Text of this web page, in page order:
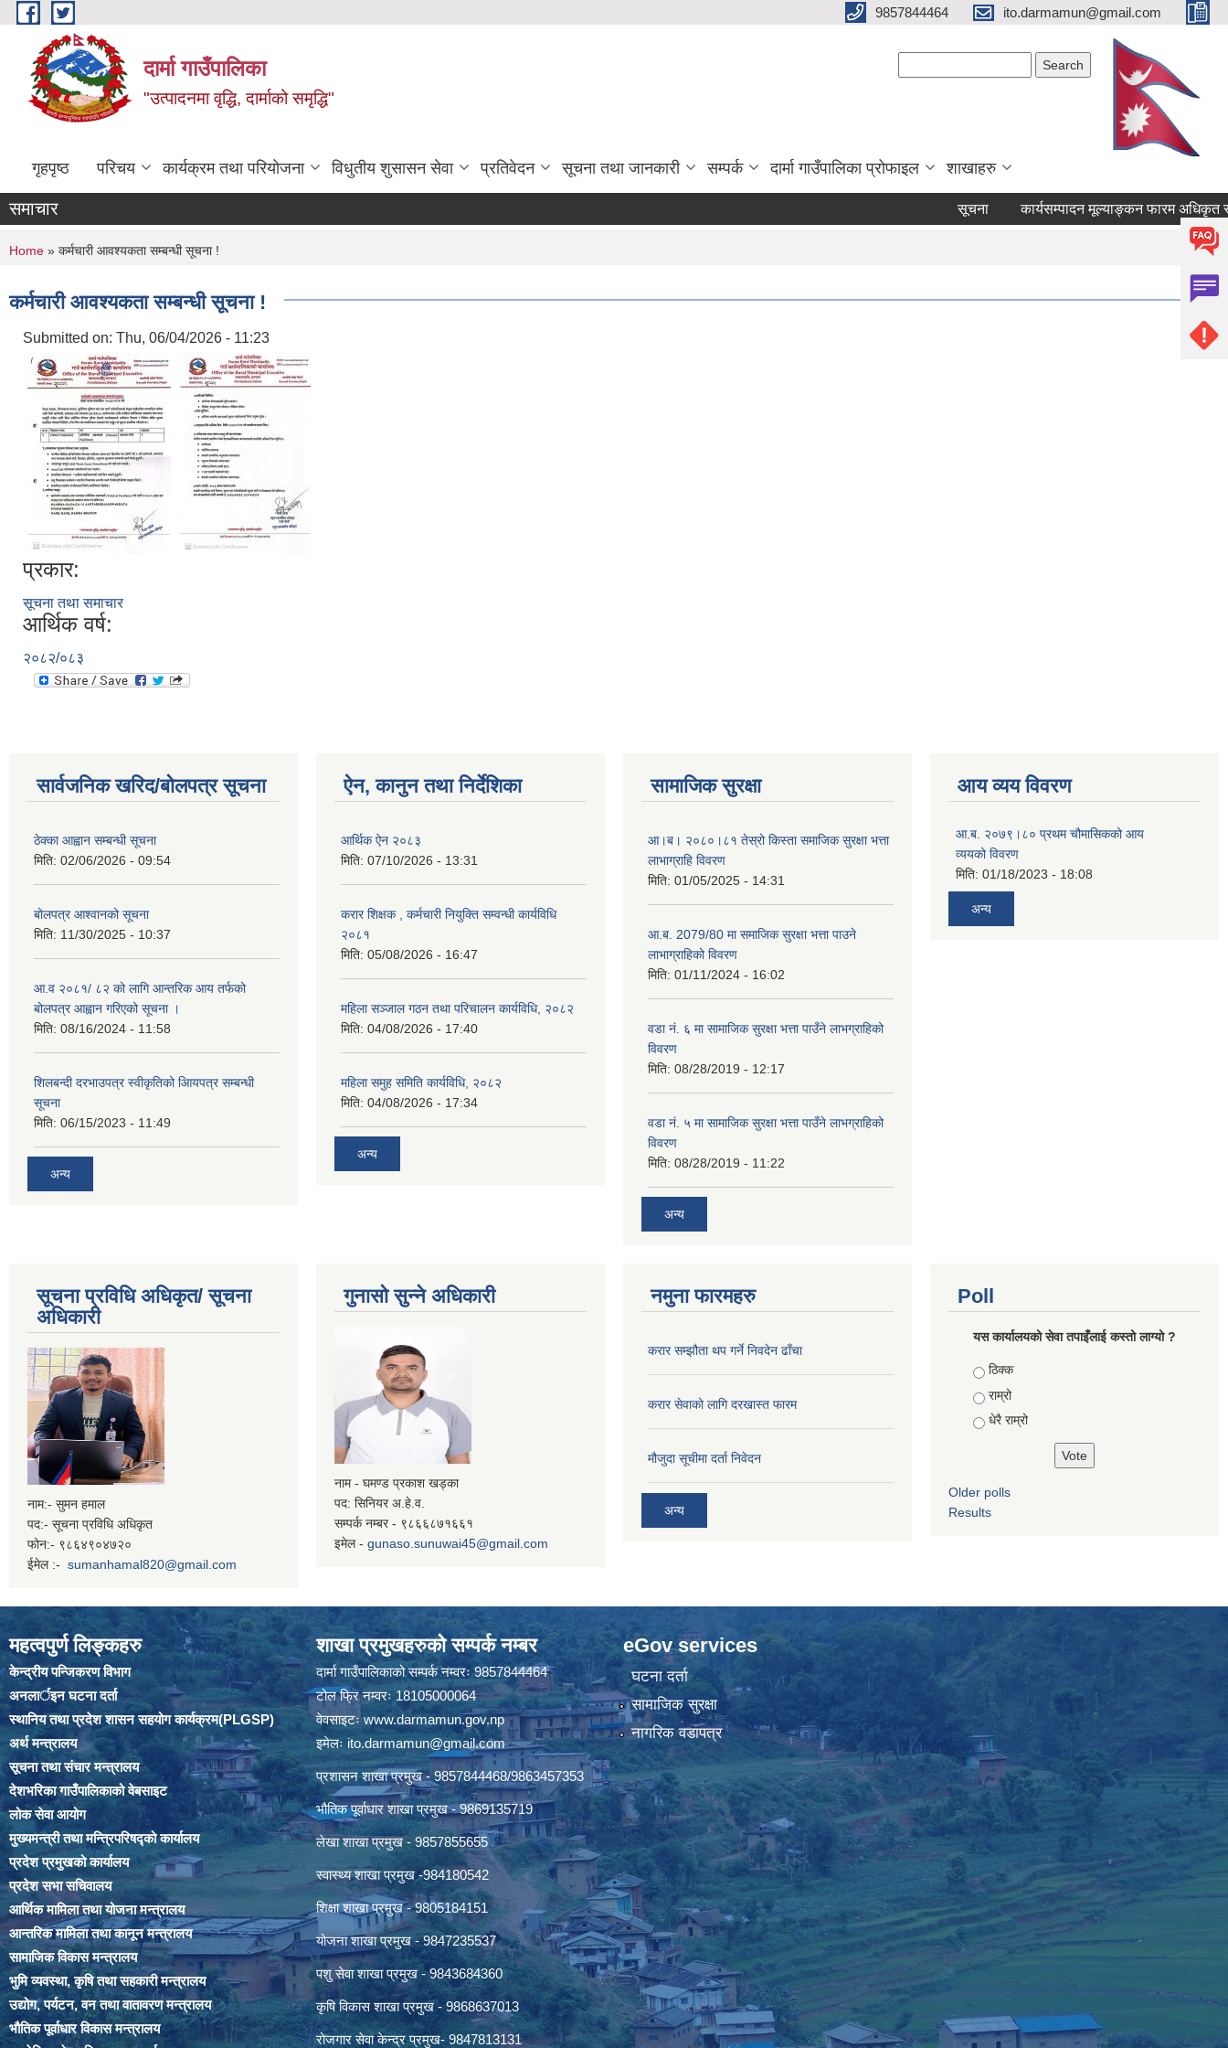
Skip to main content 9857844464 ito.darmamun@gmail.com
दार्मा गाउँपालिका
"उत्पादनमा वृद्धि, दार्माको समृद्धि"
गृहपृष्ठ परिचय कार्यक्रम तथा परियोजना विधुतीय शुसासन सेवा प्रतिवेदन सूचना तथा जानकारी सम्पर्क दार्मा गाउँपालिका प्रोफाइल शाखाहरु
समाचार कार्यसम्पादन मूल्याङ्कन फारम अधिकृत स्तर
You are here
Home » कर्मचारी आवश्यकता सम्बन्धी सूचना !
कर्मचारी आवश्यकता सम्बन्धी सूचना !
Submitted on: Thu, 06/04/2026 - 11:23
प्रकार:
सूचना तथा समाचार
आर्थिक वर्ष:
२०८२/०८३
सार्वजनिक खरिद/बोलपत्र सूचना
ठेक्का आह्वान सम्बन्धी सूचना
मिति: 02/06/2026 - 09:54
बोलपत्र आश्वानको सूचना
मिति: 11/30/2025 - 10:37
आ.व २०८१/ ८२ को लागि आन्तरिक आय तर्फको
बोलपत्र आह्वान गरिएको सूचना ।
मिति: 08/16/2024 - 11:58
शिलबन्दी दरभाउपत्र स्वीकृतिको आियपत्र सम्बन्धी
सूचना
मिति: 06/15/2023 - 11:49
अन्य
ऐन, कानुन तथा निर्देशिका
आर्थिक ऐन २०८३
मिति: 07/10/2026 - 13:31
करार शिक्षक , कर्मचारी नियुक्ति सम्वन्धी कार्यविधि
२०८१
मिति: 05/08/2026 - 16:47
महिला सञ्जाल गठन तथा परिचालन कार्यविधि, २०८२
मिति: 04/08/2026 - 17:40
महिला समुह समिति कार्यविधि, २०८२
मिति: 04/08/2026 - 17:34
अन्य
सामाजिक सुरक्षा
आ।ब। २०८०।८१ तेस्रो किस्ता समाजिक सुरक्षा भत्ता
लाभाग्राहि विवरण
मिति: 01/05/2025 - 14:31
आ.ब. 2079/80 मा समाजिक सुरक्षा भत्ता पाउने
लाभाग्राहिको विवरण
मिति: 01/11/2024 - 16:02
वडा नं. ६ मा सामाजिक सुरक्षा भत्ता पाउँने लाभग्राहिको
विवरण
मिति: 08/28/2019 - 12:17
वडा नं. ५ मा सामाजिक सुरक्षा भत्ता पाउँने लाभग्राहिको
विवरण
मिति: 08/28/2019 - 11:22
अन्य
आय व्यय विवरण
आ.ब. २०७९।८० प्रथम चौमासिकको आय
व्ययको विवरण
मिति: 01/18/2023 - 18:08
अन्य
सूचना प्रविधि अधिकृत/ सूचना
अधिकारी
नाम:- सुमन हमाल
पद:- सूचना प्रविधि अधिकृत
फोन:- ९८६४९०४७२०
ईमेल :- sumanhamal820@gmail.com
गुनासो सुन्ने अधिकारी
नाम - घमण्ड प्रकाश खड्का
पद: सिनियर अ.हे.व.
सम्पर्क नम्बर - ९८६६८७१६६१
इमेल - gunaso.sunuwai45@gmail.com
नमुना फारमहरु
करार सम्झौता थप गर्ने निवदेन ढाँचा
करार सेवाको लागि दरखास्त फारम
मौजुदा सूचीमा दर्ता निवेदन
अन्य
Poll
यस कार्यालयको सेवा तपाइँलाई कस्तो लाग्यो ?
Choices
ठिक्क
राम्रो
धेरै राम्रो
Older polls
Results
महत्वपुर्ण लिङ्कहरु
केन्द्रीय पन्जिकरण विभाग
अनलार्इन घटना दर्ता
स्थानिय तथा प्रदेश शासन सहयोग कार्यक्रम(PLGSP)
अर्थ मन्त्रालय
सूचना तथा संचार मन्त्रालय
देशभरिका गाउँपालिकाको वेबसाइट
लोक सेवा आयोग
मुख्यमन्त्री तथा मन्त्रिपरिषद्को कार्यालय
प्रदेश प्रमुखको कार्यालय
प्रदेश सभा सचिवालय
आर्थिक मामिला तथा योजना मन्त्रालय
आन्तरिक मामिला तथा कानून मन्त्रालय
सामाजिक विकास मन्त्रालय
भुमि व्यवस्था, कृषि तथा सहकारी मन्त्रालय
उद्योग, पर्यटन, वन तथा वातावरण मन्त्रालय
भौतिक पूर्वाधार विकास मन्त्रालय
शाखा प्रमुखहरुको सम्पर्क नम्बर
दार्मा गाउँपालिकाको सम्पर्क नम्वरः 9857844464
टोल फ्रि नम्वरः 18105000064
वेवसाइटःwww.darmamun.gov.np
इमेलः ito.darmamun@gmail.com
प्रशासन शाखा प्रमुख - 9857844468/9863457353
भौतिक पूर्वाधार शाखा प्रमुख - 9869135719
लेखा शाखा प्रमुख - 9857855655
स्वास्थ्य शाखा प्रमुख -984180542
शिक्षा शाखा प्रमुख - 9805184151
योजना शाखा प्रमुख - 9847235537
पशु सेवा शाखा प्रमुख - 9843684360
कृषि विकास शाखा प्रमुख - 9868637013
रोजगार सेवा केन्द्र प्रमुख- 9847813131
eGov services
घटना दर्ता
सामाजिक सुरक्षा
नागरिक वडापत्र